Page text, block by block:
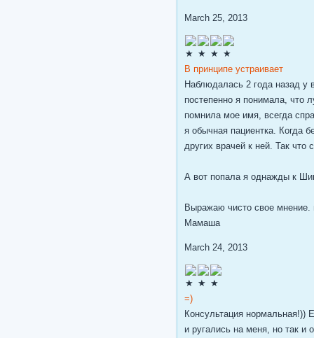
March 25, 2013
В принципе устраивает
Наблюдалась 2 года назад у
постепенно я понимала, что
помнила мое имя, всегда
я обычная пациентка. Когда
других врачей к ней. Так что
А вот попала я однажды к
Выражаю чисто свое мнение.
Мамаша
March 24, 2013
=)
Консультация нормальная!))
и ругались на меня, но так